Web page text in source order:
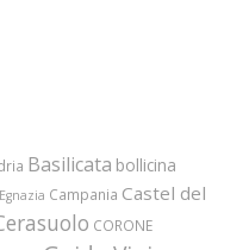
Basilicata bollicina
Campania Castel del
CORONE